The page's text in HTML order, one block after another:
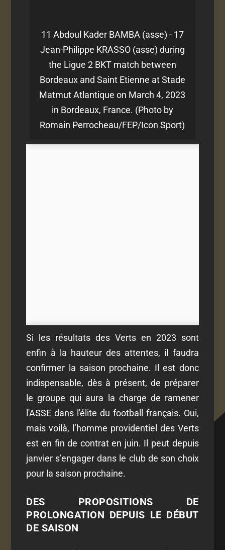
11 Abdoul Kader BAMBA (asse) - 17
Jean-Philippe KRASSO (asse) during
the Ligue 2 BKT match between
Bordeaux and Saint Etienne at Stade
Matmut Atlantique on March 4, 2023
in Bordeaux, France. (Photo by
Romain Perrocheau/FEP/Icon Sport)
Si les résultats des Verts en 2023 sont
enfin à la hauteur des attentes, il faudra
confirmer la saison prochaine. Il est donc
indispensable, dès à présent, de préparer
le groupe qui aura la charge de ramener
l'ASSE dans l'élite du football français. Oui,
mais voilà, l’homme providentiel des Verts
est en fin de contrat en juin. Il peut depuis
janvier s’engager dans le club de son choix
pour la saison prochaine.
DES PROPOSITIONS DE
PROLONGATION DEPUIS LE DÉBUT
DE SAISON